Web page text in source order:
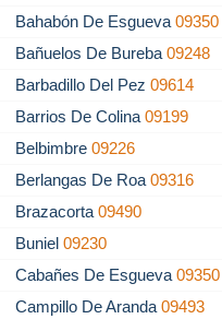
Bahabón De Esgueva09350
Bañuelos De Bureba09248
Barbadillo Del Pez09614
Barrios De Colina09199
Belbimbre09226
Berlangas De Roa09316
Brazacorta09490
Buniel09230
Cabañes De Esgueva09350
Campillo De Aranda09493